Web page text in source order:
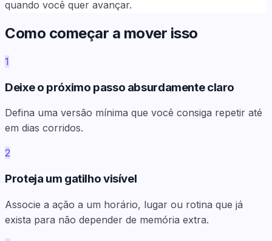
quando você quer avançar.
Como começar a mover isso
1
Deixe o próximo passo absurdamente claro
Defina uma versão mínima que você consiga repetir até
em dias corridos.
2
Proteja um gatilho visível
Associe a ação a um horário, lugar ou rotina que já
exista para não depender de memória extra.